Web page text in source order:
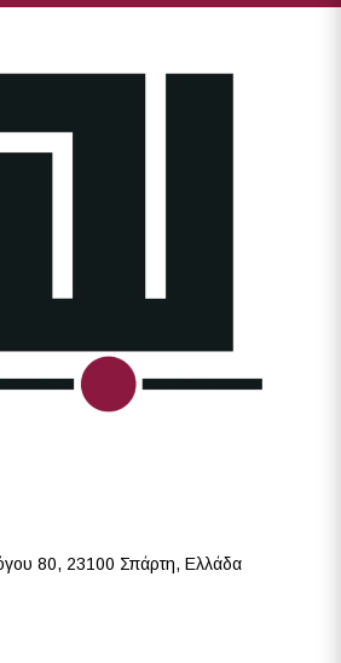
80, 23100 Σπάρτη, Ελλάδα